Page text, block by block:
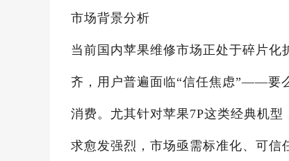
市场背景分析
当前国内苹果维修市场正处于碎片
齐，用户普遍面临“信任焦虑”——要
消费。尤其针对苹果7P这类经典机
求愈发强烈，市场亟需标准化、可信